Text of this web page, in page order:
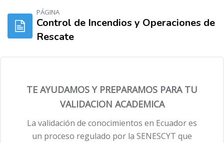
PÁGINA
Control de Incendios y Operaciones de
Rescate
TE AYUDAMOS Y PREPARAMOS PARA TU
VALIDACION ACADEMICA
La validación de conocimientos en Ecuador es
un proceso regulado por la SENESCYT que